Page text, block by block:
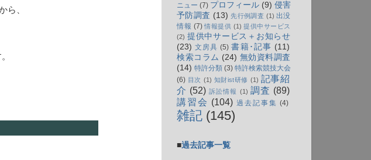
ら、
ニュー (7) プロフィール (9) 侵害
予防調査 (13) 先行例調査 (1) 出没
情報 (7) 情報提供 (1) 提供中サービス
(2) 提供中サービス＋お知らせ
(23) 文房具 (5) 書籍･記事 (11)
検索コラム (24) 無効資料調査
(14) 特許分類 (3) 特許検索競技大会
(6) 目次 (1) 知財ist研修 (1) 記事紹
介 (52) 訴訟情報 (1) 調査 (89)
講習会 (104) 過去記事集 (4)
雑記 (145)
■過去記事一覧